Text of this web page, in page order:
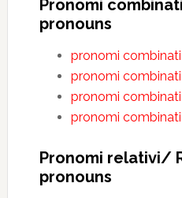
Pronomi
pronouns
pronomi combinati
pronomi combinati
pronomi combinati
pronomi combinati
Pronomi relativi/
pronouns